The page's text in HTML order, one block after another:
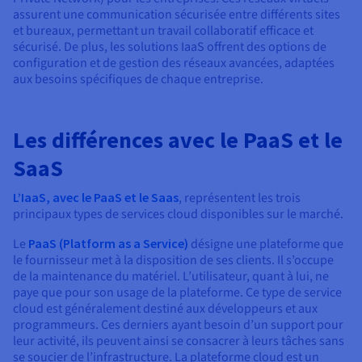
assurent une communication sécurisée entre différents sites
et bureaux, permettant un travail collaboratif efficace et
sécurisé. De plus, les solutions IaaS offrent des options de
configuration et de gestion des réseaux avancées, adaptées
aux besoins spécifiques de chaque entreprise.
Les différences avec le PaaS et le
SaaS
L’IaaS, avec le PaaS et le Saas, représentent les trois
principaux types de services cloud disponibles sur le marché.
Le PaaS (Platform as a Service) désigne une plateforme que
le fournisseur met à la disposition de ses clients. Il s’occupe
de la maintenance du matériel. L’utilisateur, quant à lui, ne
paye que pour son usage de la plateforme. Ce type de service
cloud est généralement destiné aux développeurs et aux
programmeurs. Ces derniers ayant besoin d’un support pour
leur activité, ils peuvent ainsi se consacrer à leurs tâches sans
se soucier de l’infrastructure. La plateforme cloud est un